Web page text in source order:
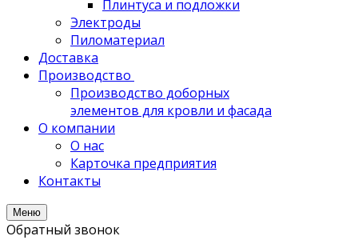
Плинтуса и подложки
Электроды
Пиломатериал
Доставка
Производство
Производство доборных
элементов для кровли и фасада
О компании
О нас
Карточка предприятия
Контакты
Меню
Обратный звонок